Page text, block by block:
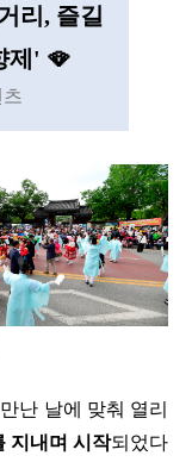
리, 즐길
제' 🪭
난 날에 맞춰 열리
지내며 시작되었다